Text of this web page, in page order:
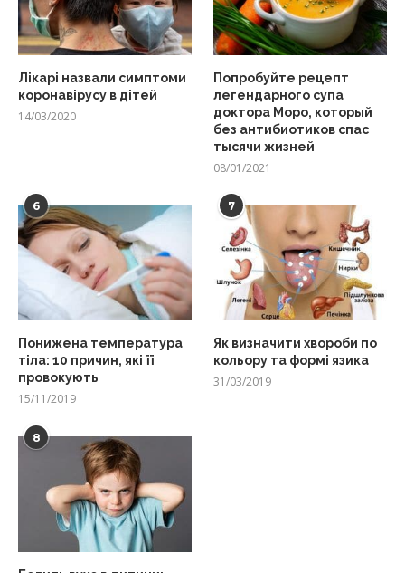
Лікарі назвали симптоми
коронавірусу в дітей
14/03/2020
Попробуйте рецепт
легендарного супа
доктора Моро, который
без антибиотиков спас
тысячи жизней
08/01/2021
6
Понижена температура
тіла: 10 причин, які її
провокують
15/11/2019
7
Як визначити хвороби по
кольору та формі язика
31/03/2019
8